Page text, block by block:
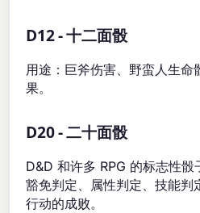
D12 - 十二面骰
用途：巨斧伤害、野蛮人生命
果。
D20 - 二十面骰
D&D 和许多 RPG 的标志性骰
豁免判定、属性判定、技能
行动的成败。